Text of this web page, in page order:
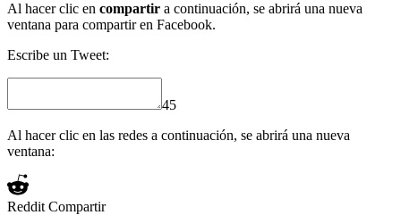
Al hacer clic en compartir a continuación, se abrirá una nueva
ventana para compartir en Facebook.
Escribe un Tweet:
45
Al hacer clic en las redes a continuación, se abrirá una nueva
ventana:
Reddit Compartir